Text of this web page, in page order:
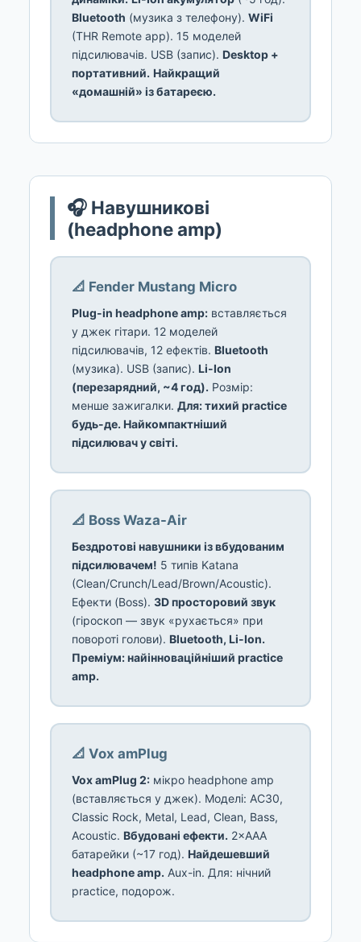
Bluetooth (музика з телефону). WiFi
(THR Remote app). 15 моделей
підсилювачів. USB (запис). Desktop +
портативний. Найкращий
«домашній» із батареєю.
🎧 Навушникові
(headphone amp)
📐 Fender Mustang Micro
Plug-in headphone amp: вставляється
у джек гітари. 12 моделей
підсилювачів, 12 ефектів. Bluetooth
(музика). USB (запис). Li-Ion
(перезарядний, ~4 год). Розмір:
менше зажигалки. Для: тихий practice
будь-де. Найкомпактніший
підсилювач у світі.
📐 Boss Waza-Air
Бездротові навушники із вбудованим
підсилювачем! 5 типів Katana
(Clean/Crunch/Lead/Brown/Acoustic).
Ефекти (Boss). 3D просторовий звук
(гіроскоп — звук «рухається» при
повороті голови). Bluetooth, Li-Ion.
Преміум: найінноваційніший practice
amp.
📐 Vox amPlug
Vox amPlug 2: мікро headphone amp
(вставляється у джек). Моделі: AC30,
Classic Rock, Metal, Lead, Clean, Bass,
Acoustic. Вбудовані ефекти. 2×AAA
батарейки (~17 год). Найдешевший
headphone amp. Aux-in. Для: нічний
practice, подорож.